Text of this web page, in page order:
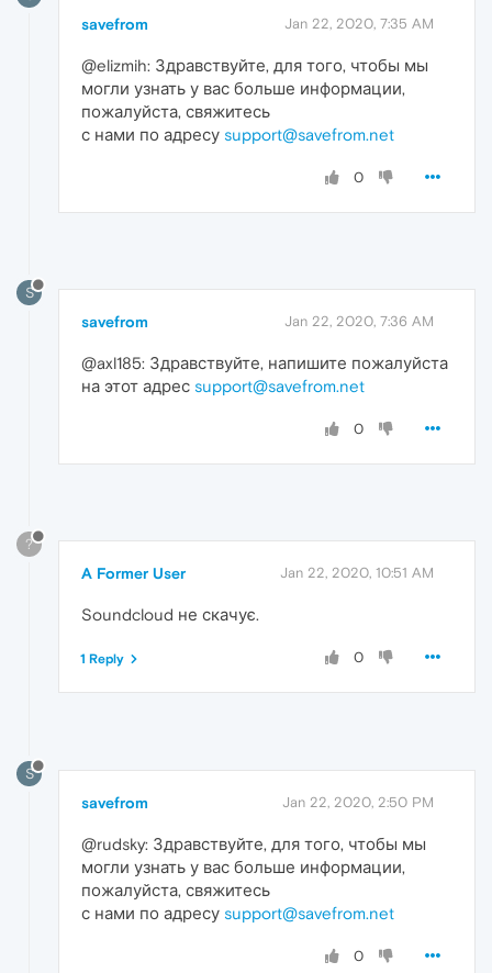
savefrom Jan 22, 2020, 7:35 AM
@elizmih: Здравствуйте, для того, чтобы мы
могли узнать у вас больше информации,
пожалуйста, свяжитесь
с нами по адресу support@savefrom.net
0
S
savefrom Jan 22, 2020, 7:36 AM
@axl185: Здравствуйте, напишите пожалуйста
на этот адрес support@savefrom.net
0
?
A Former User Jan 22, 2020, 10:51 AM
Soundcloud не скачує.
0
1 Reply
S
savefrom Jan 22, 2020, 2:50 PM
@rudsky: Здравствуйте, для того, чтобы мы
могли узнать у вас больше информации,
пожалуйста, свяжитесь
с нами по адресу support@savefrom.net
0